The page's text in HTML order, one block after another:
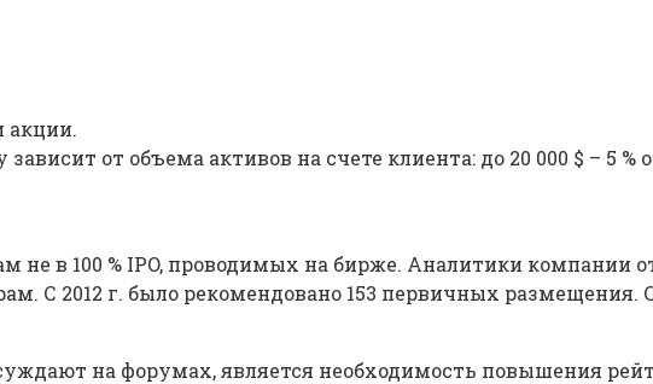
акции.
от объема активов на счете клиента: до 20 000 $ – 5 %
не в 100 % IPO, проводимых на бирже. Аналитики компании
С 2012 г. было рекомендовано 153 первичных размещения.
на форумах, является необходимость повышения